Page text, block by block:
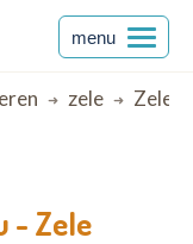
menu
zele Zele
- Zele